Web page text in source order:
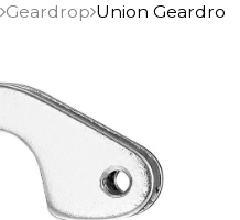
Geardrop Union